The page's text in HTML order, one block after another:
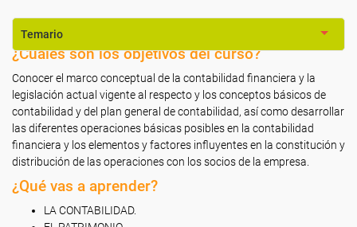
Temario
¿Cuáles son los objetivos del curso?
Conocer el marco conceptual de la contabilidad financiera y la
legislación actual vigente al respecto y los conceptos básicos de
contabilidad y del plan general de contabilidad, así como desarrollar
las diferentes operaciones básicas posibles en la contabilidad
financiera y los elementos y factores influyentes en la constitución y
distribución de las operaciones con los socios de la empresa.
¿Qué vas a aprender?
LA CONTABILIDAD.